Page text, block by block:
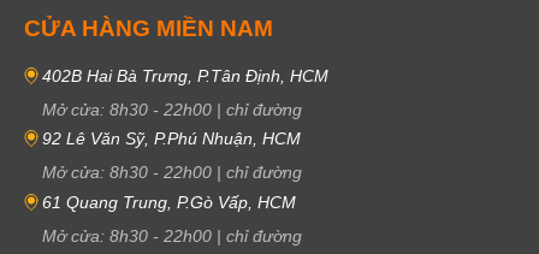
CỬA HÀNG MIỀN NAM
402B Hai Bà Trưng, P.Tân Định, HCM
Mở cửa: 8h30 - 22h00 | chỉ đường
92 Lê Văn Sỹ, P.Phú Nhuận, HCM
Mở cửa: 8h30 - 22h00 | chỉ đường
61 Quang Trung, P.Gò Vấp, HCM
Mở cửa: 8h30 - 22h00 | chỉ đường